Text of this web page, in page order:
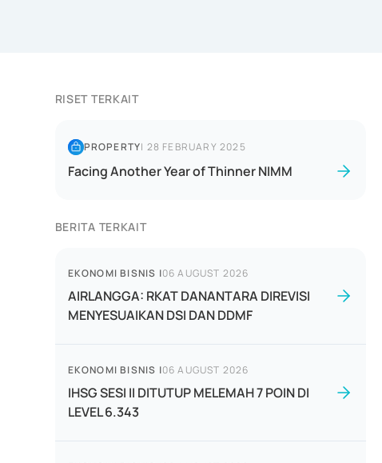
RISET TERKAIT
PROPERTY| 28 FEBRUARY 2025
Facing Another Year of Thinner NIMM
BERITA TERKAIT
EKONOMI BISNIS |06 AUGUST 2026
AIRLANGGA: RKAT DANANTARA DIREVISI
MENYESUAIKAN DSI DAN DDMF
EKONOMI BISNIS |06 AUGUST 2026
IHSG SESI II DITUTUP MELEMAH 7 POIN DI
LEVEL 6.343